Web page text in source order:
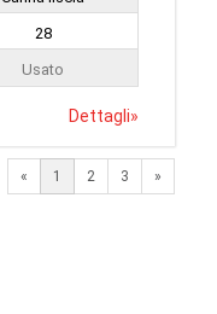
28
Usato
Dettagli»
« 1 2 3 »